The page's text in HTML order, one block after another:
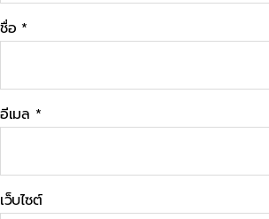
ชื่อ *
อีเมล *
เว็บไซต์